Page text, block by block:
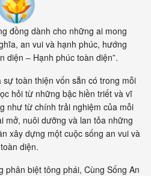
đồng dành cho những ai mong
an vui và hạnh phúc, hướng
diện – Hạnh phúc toàn diện”.
toàn thiện vốn sẵn có trong mỗi
hỏi từ những bậc hiền triết và vĩ
như từ chính trải nghiệm của mỗi
mở, nuôi dưỡng và lan tỏa những
xây dựng một cuộc sống an vui và
diện.
phân biệt tông phái, Cùng Sống An